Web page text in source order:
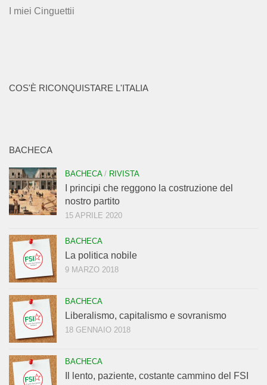
I miei Cinguettii
COS'È RICONQUISTARE L'ITALIA
BACHECA
BACHECA/ RIVISTA
I principi che reggono la costruzione del
nostro partito
15 APRILE 2020
BACHECA
La politica nobile
9 MARZO 2018
BACHECA
Liberalismo, capitalismo e sovranismo
18 GENNAIO 2018
BACHECA
Il lento, paziente, costante cammino del FSI